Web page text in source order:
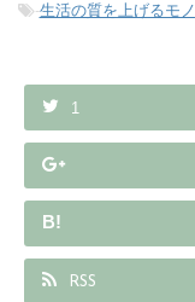
-生活の質を上げるモノ
1
B!
RSS